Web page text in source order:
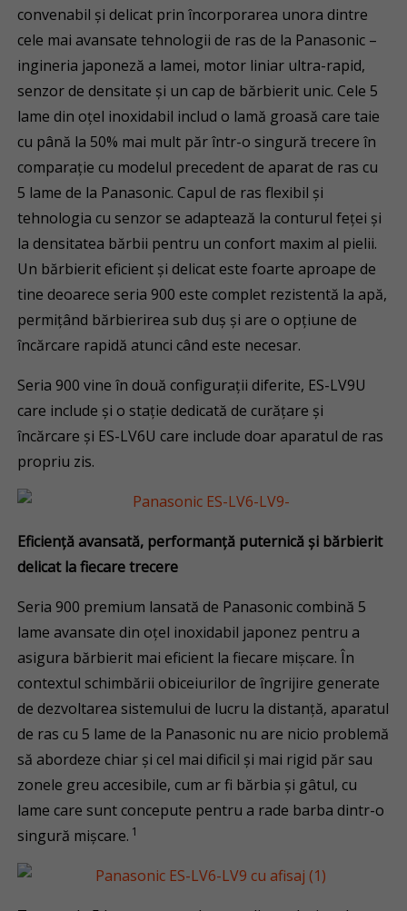
convenabil și delicat prin încorporarea unora dintre
cele mai avansate tehnologii de ras de la Panasonic –
ingineria japoneză a lamei, motor liniar ultra-rapid,
senzor de densitate și un cap de bărbierit unic. Cele 5
lame din oțel inoxidabil includ o lamă groasă care taie
cu până la 50% mai mult păr într-o singură trecere în
comparație cu modelul precedent de aparat de ras cu
5 lame de la Panasonic. Capul de ras flexibil și
tehnologia cu senzor se adaptează la conturul feței și
la densitatea bărbii pentru un confort maxim al pielii.
Un bărbierit eficient și delicat este foarte aproape de
tine deoarece seria 900 este complet rezistentă la apă,
permițând bărbierirea sub duș și are o opțiune de
încărcare rapidă atunci când este necesar.
Seria 900 vine în două configurații diferite, ES-LV9U
care include și o stație dedicată de curățare și
încărcare și ES-LV6U care include doar aparatul de ras
propriu zis.
Eficiență avansată, performanță puternică și bărbierit
delicat la fiecare trecere
Seria 900 premium lansată de Panasonic combină 5
lame avansate din oțel inoxidabil japonez pentru a
asigura bărbierit mai eficient la fiecare mișcare. În
contextul schimbării obiceiurilor de îngrijire generate
de dezvoltarea sistemului de lucru la distanță, aparatul
de ras cu 5 lame de la Panasonic nu are nicio problemă
să abordeze chiar și cel mai dificil și mai rigid păr sau
zonele greu accesibile, cum ar fi bărbia și gâtul, cu
lame care sunt concepute pentru a rade barba dintr-o
singură mișcare. 1